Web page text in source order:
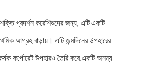
শক্তি প্রদর্শন করেশিশুদের জন্য, এটি একটি
আগ্রহ বাড়ায়। এটি জন্মদিনের উপহারের
কর্পোরেট উপহারও তৈরি করে,একটি অনন্য